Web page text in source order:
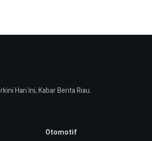
Hari Ini, Kabar Berita Riau.
Otomotif